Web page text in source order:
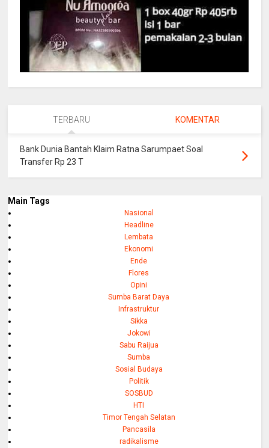
TERBARU KOMENTAR
Bank Dunia Bantah Klaim Ratna Sarumpaet Soal
Transfer Rp 23 T
Main Tags
Nasional
Headline
Lembata
Ekonomi
Ende
Flores
Opini
Sumba Barat Daya
Infrastruktur
Sikka
Jokowi
Sabu Raijua
Sumba
Sosial Budaya
Politik
SOSBUD
HTI
Timor Tengah Selatan
Pancasila
radikalisme